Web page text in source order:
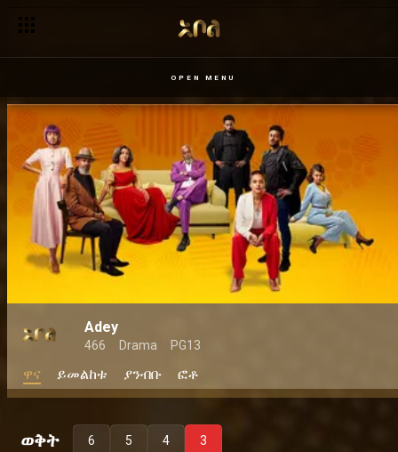
OPEN MENU
Adey
466 Drama PG13
ዋና ይመልከቱ ያንብቡ ፎቶ
ወቅት 6 5 4 3